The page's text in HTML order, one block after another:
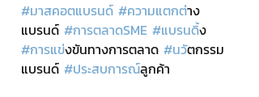
#มาสคอตแบรนด #ความแตกต่าง
แบรนด์ #การตลาดSME #แบรนดิ้ง
#การแข่งขันทางการตลาด #นวัตกรรม
แบรนด์ #ประสบการณ์ลูกค้า